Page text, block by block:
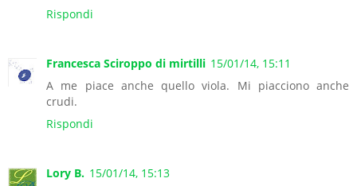
Rispondi
Francesca Sciroppo di mirtilli 15/01/14, 15:11
A me piace anche quello viola. Mi piacciono anche
crudi.
Rispondi
Lory B. 15/01/14, 15:13